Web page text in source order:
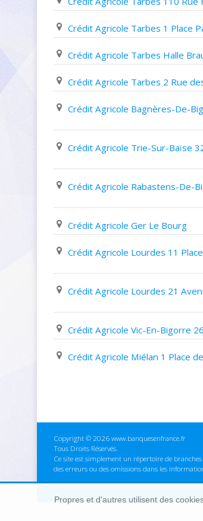
Crédit Agricole Ger Le Bourg
Copyright © 2026 www.banquesenfrance.fr
Tous Droits Réservés.
Ce site est simplement un répertoire de
des erreurs ou des omissions dans les
Propres et d'autres utilisent des